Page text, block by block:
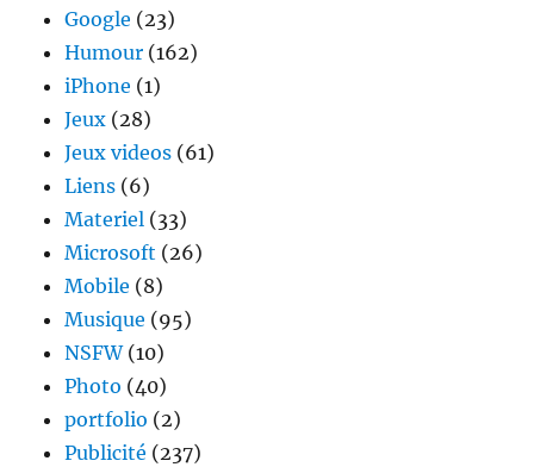
Google (23)
Humour (162)
iPhone (1)
Jeux (28)
Jeux videos (61)
Liens (6)
Materiel (33)
Microsoft (26)
Mobile (8)
Musique (95)
NSFW(10)
Photo (40)
portfolio (2)
Publicité (237)